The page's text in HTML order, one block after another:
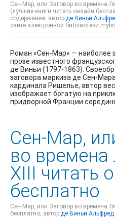
Сен-Map, или Заговор во времена
(лучшие книги читать онлайн
содержание, автор де Виньи
сайте электронной библиотеки
Роман «Сен-Map» — наиболее
прозе известного
де Виньи (1797-1863).
заговора маркиза де Сен-
кардинала Ришелье, автор
изображает богатую на
придворной Франции
Сен-Map,
во
XIII читать
бесплатно
Сен-Map, или Заговор во времена
бесплатно, автор де Виньи Альфред